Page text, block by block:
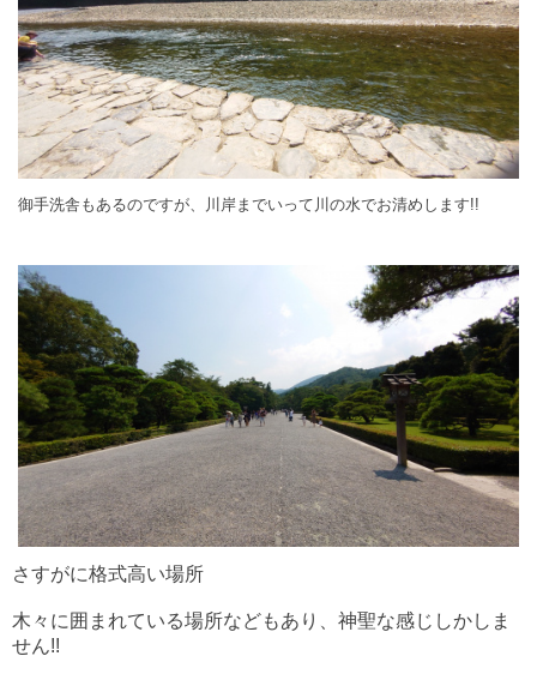
御手洗舎もあるのですが、川岸までいって川の水でお清めします!!
さすがに格式高い場所
木々に囲まれている場所などもあり、神聖な感じしかしま
せん!!